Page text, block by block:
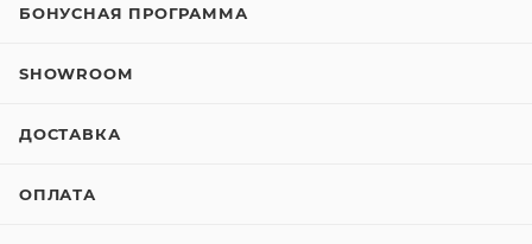
БОНУСНАЯ ПРОГРАММА
SHOWROOM
ДОСТАВКА
ОПЛАТА